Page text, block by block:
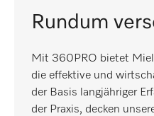
Rundum
Mit 360PRO bietet
die effektive und
der Basis langjähriger
der Praxis, decken